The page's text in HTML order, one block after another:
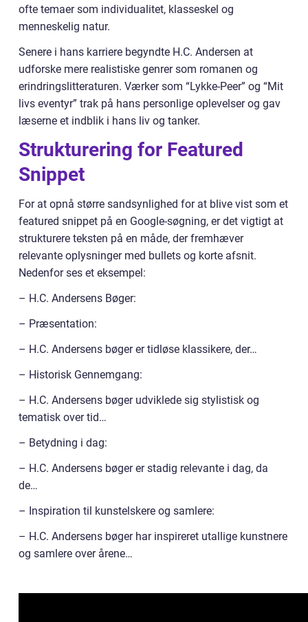
ofte temaer som individualitet, klasseskel og
menneskelig natur.
Senere i hans karriere begyndte H.C. Andersen at
udforske mere realistiske genrer som romanen og
erindringslitteraturen. Værker som “Lykke-Peer” og “Mit
livs eventyr” trak på hans personlige oplevelser og gav
læserne et indblik i hans liv og tanker.
Strukturering for Featured
Snippet
For at opnå større sandsynlighed for at blive vist som et
featured snippet på en Google-søgning, er det vigtigt at
strukturere teksten på en måde, der fremhæver
relevante oplysninger med bullets og korte afsnit.
Nedenfor ses et eksempel:
– H.C. Andersens Bøger:
– Præsentation:
– H.C. Andersens bøger er tidløse klassikere, der…
– Historisk Gennemgang:
– H.C. Andersens bøger udviklede sig stylistisk og
tematisk over tid…
– Betydning i dag:
– H.C. Andersens bøger er stadig relevante i dag, da
de…
– Inspiration til kunstelskere og samlere:
– H.C. Andersens bøger har inspireret utallige kunstnere
og samlere over årene…